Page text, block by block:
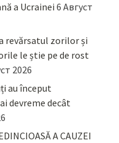
a Ucrainei 6 Август
revărsatul zorilor și
le știe pe de rost
2026
au început
devreme decât
A CAUZEI